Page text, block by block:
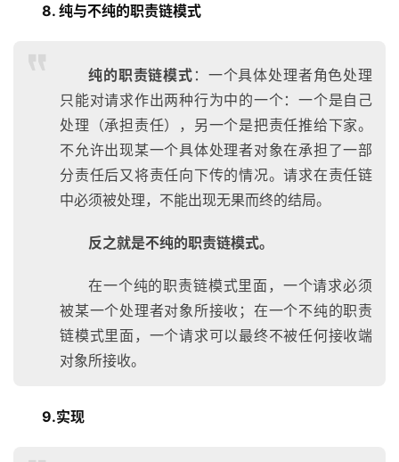
8. 纯与不纯的职责链模式
纯的职责链模式 ：一个具体处理者角色处理
只能对请求作出两种行为中的一个：一个是自己
处理（承担责任），另一个是把责任推给下家。
不允许出现某一个具体处理者对象在承担了一部
分责任后又将责任向下传的情况。请求在责任链
中必须被处理，不能出现无果而终的结局。
反之就是不纯的职责链模式。
在一个纯的职责链模式里面，一个请求必须
被某一个处理者对象所接收；在一个不纯的职责
链模式里面，一个请求可以最终不被任何接收端
对象所接收。
9.实现